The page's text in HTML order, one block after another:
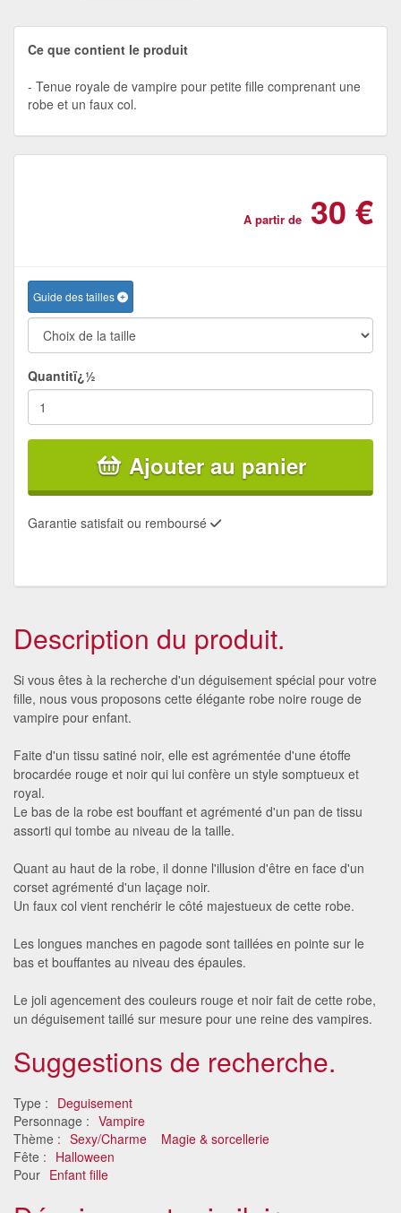
Ce que contient le produit
Tenue royale de vampire pour petite fille comprenant une
robe et un faux col.
A partir de 30 €
Guide des tailles
Quantitï¿½
Ajouter au panier
Garantie satisfait ou remboursé
Description du produit.
Si vous êtes à la recherche d'un déguisement spécial pour votre
fille, nous vous proposons cette élégante robe noire rouge de
vampire pour enfant.
Faite d'un tissu satiné noir, elle est agrémentée d'une étoffe
brocardée rouge et noir qui lui confère un style somptueux et
royal.
Le bas de la robe est bouffant et agrémenté d'un pan de tissu
assorti qui tombe au niveau de la taille.
Quant au haut de la robe, il donne l'illusion d'être en face d'un
corset agrémenté d'un laçage noir.
Un faux col vient renchérir le côté majestueux de cette robe.
Les longues manches en pagode sont taillées en pointe sur le
bas et bouffantes au niveau des épaules.
Le joli agencement des couleurs rouge et noir fait de cette robe,
un déguisement taillé sur mesure pour une reine des vampires.
Suggestions de recherche.
Type : Deguisement
Personnage : Vampire
Thème : Sexy/Charme
Magie & sorcellerie
Fête : Halloween
Pour Enfant fille